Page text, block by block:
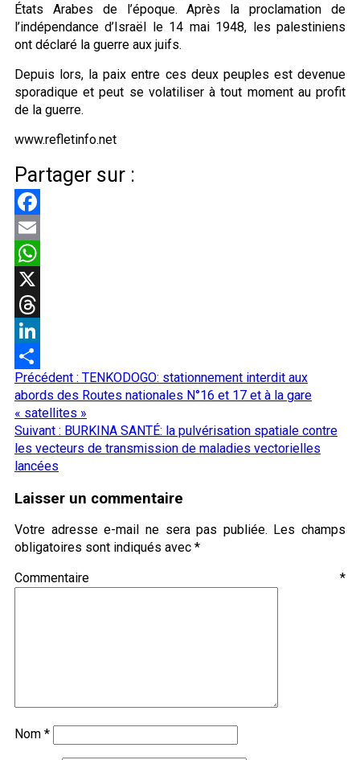
États Arabes de l’époque. Après la proclamation de
l’indépendance d’Israël le 14 mai 1948, les palestiniens
ont déclaré la guerre aux juifs.
Depuis lors, la paix entre ces deux peuples est devenue
sporadique et peut se volatiliser à tout moment au profit
de la guerre.
www.refletinfo.net
Partager sur :
Facebook
Email
WhatsApp
X
Threads
LinkedIn
Partager
Navigation
d’article
Précédent : TENKODOGO: stationnement interdit aux
abords des Routes nationales N°16 et 17 et à la gare
« satellites »
Suivant : BURKINA SANTÉ: la pulvérisation spatiale contre
les vecteurs de transmission de maladies vectorielles
lancées
Laisser un commentaire
Votre adresse e-mail ne sera pas publiée. Les champs
obligatoires sont indiqués avec *
Commentaire *
Nom *